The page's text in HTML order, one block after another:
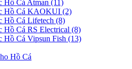
Hồ Cá Atman (11)
Hồ Cá KAOKUI (2)
Hồ Cá Lifetech (8)
Hồ Cá RS Electrical (8)
Hồ Cá Vipsun Fish (13)
Hồ Cá